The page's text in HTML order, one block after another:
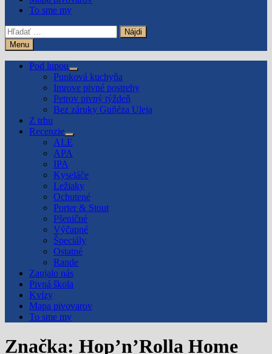
To sme my
Hľadať:
Menu
Pod lupou
Show
sub
menu
Punková kuchyňa
Imrove pivné postrehy
Petrov pivný týždeň
Bez záruky Guñéza Uleja
Z trhu
Recenzie
Show
sub
menu
ALE
APA
IPA
Kyseláče
Ležiaky
Ochutené
Porter & Stout
Pšeničné
Výčapné
Špeciály
Ostatné
Rande
Zaujalo nás
Pivná škola
Kvízy
Mapa pivovarov
To sme my
Značka: Hop’n’Rolla Home